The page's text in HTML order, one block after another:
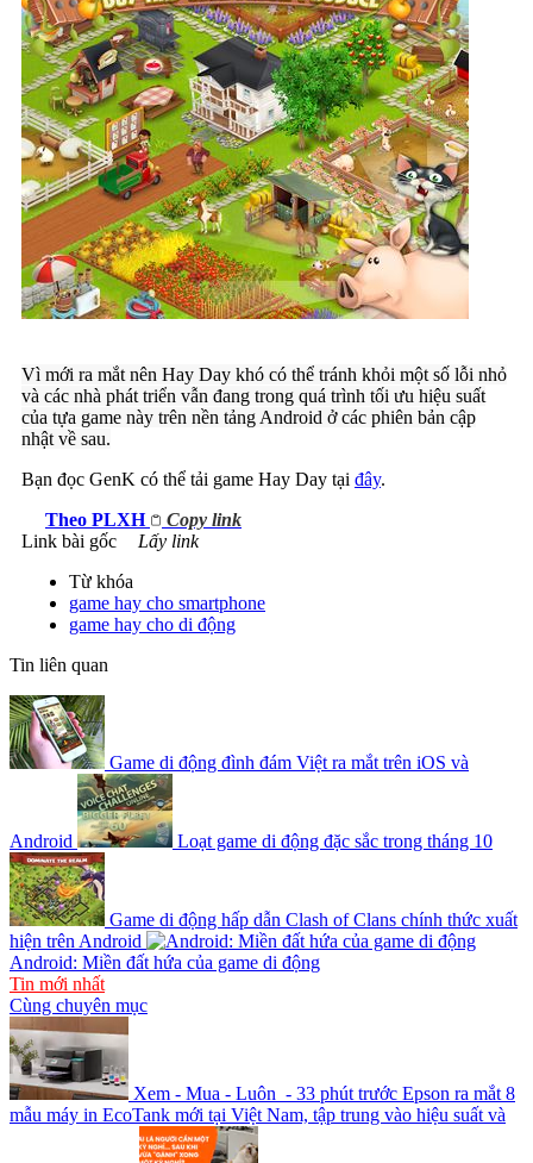
Vì mới ra mắt nên Hay Day khó có thể tránh khỏi một số lỗi nhỏ
và các nhà phát triển vẫn đang trong quá trình tối ưu hiệu suất
của tựa game này trên nền tảng Android ở các phiên bản cập
nhật về sau.
Bạn đọc GenK có thể tải game Hay Day tại đây.
Theo PLXH
Copy link
Link bài gốc
Lấy link
Từ khóa
game hay cho smartphone
game hay cho di động
Tin liên quan
Game di động đình đám Việt ra mắt trên iOS và
Android Loạt game di động đặc sắc trong tháng 10
Game di động hấp dẫn Clash of Clans chính thức xuất
hiện trên Android
Android: Miền đất hứa của game di động
Tin mới nhất
Cùng chuyên mục
Xem - Mua - Luôn - 33 phút trước Epson ra mắt 8
mẫu máy in EcoTank mới tại Việt Nam, tập trung vào hiệu suất và